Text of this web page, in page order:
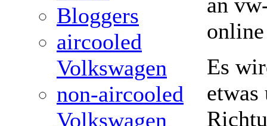
Bloggers
aircooled
Volkswagen
non-aircooled
Volkswagen
Es